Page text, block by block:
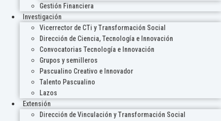
Gestión Financiera
Investigación
Vicerrector de CTi y Transformación Social
Dirección de Ciencia, Tecnología e Innovación
Convocatorias Tecnología e Innovación
Grupos y semilleros
Pascualino Creativo e Innovador
Talento Pascualino
Lazos
Extensión
Dirección de Vinculación y Transformación Social